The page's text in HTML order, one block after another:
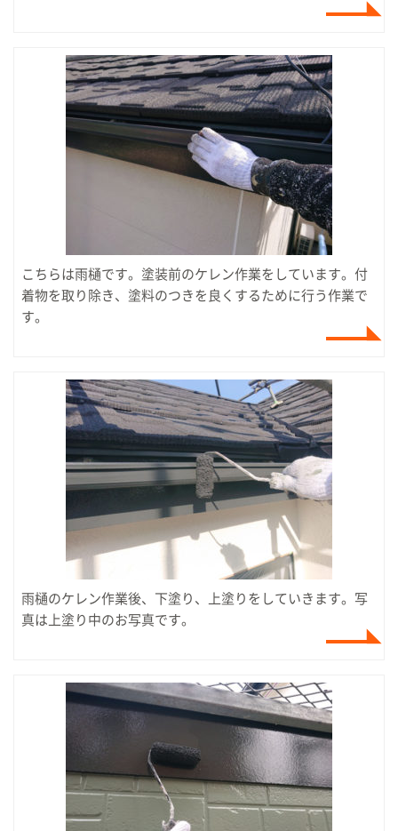
こちらは雨樋です。塗装前のケレン作業をしています。付
着物を取り除き、塗料のつきを良くするために行う作業で
す。
雨樋のケレン作業後、下塗り、上塗りをしていきます。写
真は上塗り中のお写真です。